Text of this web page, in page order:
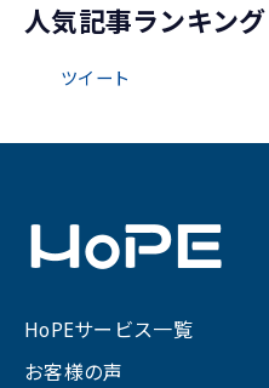
人気記事ランキング
ツイート
HoPEサービス一覧
お客様の声